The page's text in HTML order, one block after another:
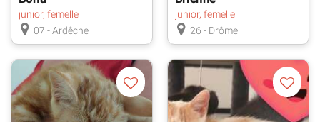
junior, femelle
07 - Ardêche
junior, femelle
26 - Drôme